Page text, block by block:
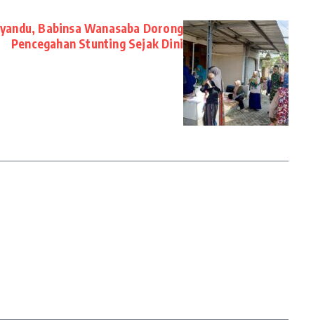
Babinsa Wanasaba Dorong
Pencegahan Stunting Sejak Dini